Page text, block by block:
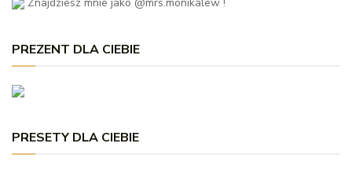
PREZENT DLA CIEBIE
PRESETY DLA CIEBIE